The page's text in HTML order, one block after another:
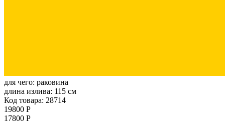
для чего: раковина
длина излива: 115 см
Код товара: 28714
19800 Р
17800 Р